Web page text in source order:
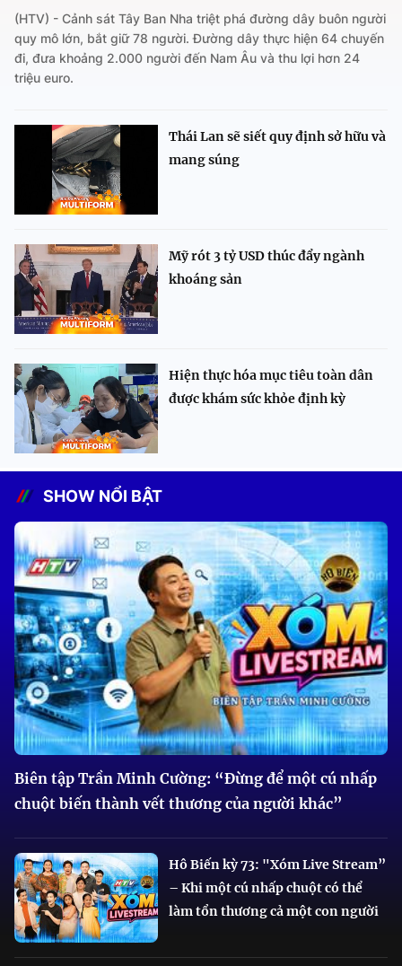
(HTV) - Cảnh sát Tây Ban Nha triệt phá đường dây buôn người
quy mô lớn, bắt giữ 78 người. Đường dây thực hiện 64 chuyến
đi, đưa khoảng 2.000 người đến Nam Âu và thu lợi hơn 24
triệu euro.
Thái Lan sẽ siết quy định sở hữu và
mang súng
Mỹ rót 3 tỷ USD thúc đẩy ngành
khoáng sản
Hiện thực hóa mục tiêu toàn dân
được khám sức khỏe định kỳ
SHOW NỔI BẬT
Biên tập Trần Minh Cường: “Đừng để một cú nhấp
chuột biến thành vết thương của người khác”
Hô Biến kỳ 73: "Xóm Live Stream”
– Khi một cú nhấp chuột có thể
làm tổn thương cả một con người